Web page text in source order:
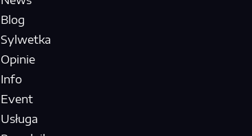
Blog
Sylwetka
Opinie
Info
Event
Usługa